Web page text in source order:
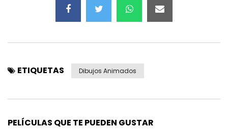
ETIQUETAS Dibujos Animados
PELÍCULAS QUE TE PUEDEN GUSTAR